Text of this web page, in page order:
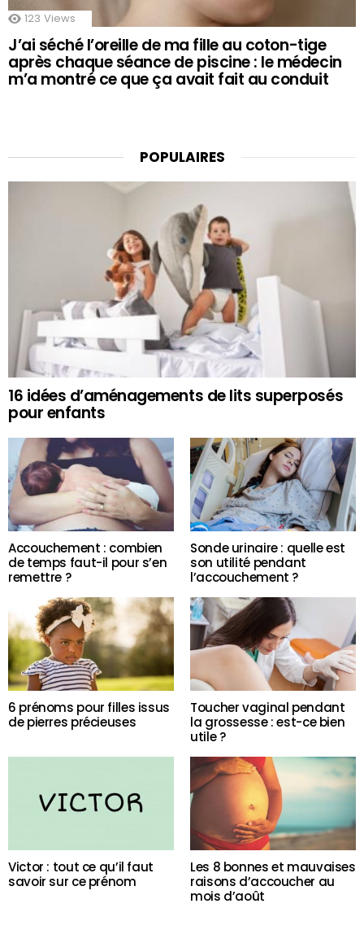
123 Views
J’ai séché l’oreille de ma fille au coton-tige
après chaque séance de piscine : le médecin
m’a montré ce que ça avait fait au conduit
POPULAIRES
16 idées d’aménagements de lits superposés
pour enfants
Accouchement : combien
de temps faut-il pour s’en
remettre ?
Sonde urinaire : quelle est
son utilité pendant
l’accouchement ?
6 prénoms pour filles issus
de pierres précieuses
Toucher vaginal pendant
la grossesse : est-ce bien
utile ?
Victor : tout ce qu’il faut
savoir sur ce prénom
Les 8 bonnes et mauvaises
raisons d’accoucher au
mois d’août